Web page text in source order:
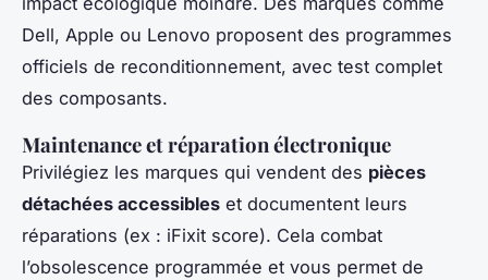
Dell, Apple ou Lenovo proposent des programmes
officiels de reconditionnement, avec test complet
des composants.
Maintenance et réparation électronique
Privilégiez les marques qui vendent des pièces
détachées accessibles et documentent leurs
réparations (ex : iFixit score). Cela combat
l’obsolescence programmée et vous permet de